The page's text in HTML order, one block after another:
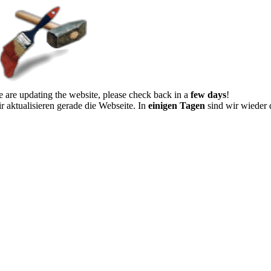
are updating the website, please check back in a few days!
aktualisieren gerade die Webseite. In einigen Tagen sind wir wieder